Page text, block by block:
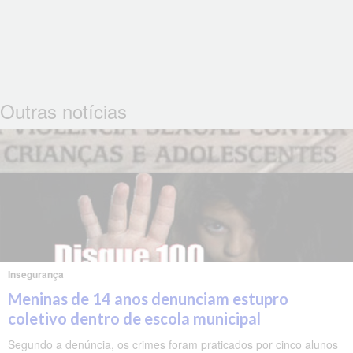
Outras notícias
Insegurança
Meninas de 14 anos denunciam estupro
coletivo dentro de escola municipal
Segundo a denúncia, os crimes foram praticados por cinco alunos